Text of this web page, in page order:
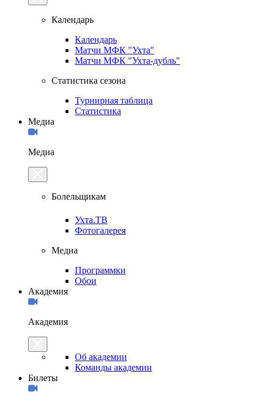
Календарь
Календарь
Матчи МФК "Ухта"
Матчи МФК "Ухта-дубль"
Статистика сезона
Турнирная таблица
Статистика
Медиа
Медиа
Болельщикам
Ухта.ТВ
Фотогалерея
Медиа
Программки
Обои
Академия
Академия
Об академии
Команды академии
Билеты